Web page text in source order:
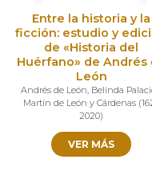
Entre la historia y la
ficción: estudio y
de «Historia del
Huérfano» de Andrés
León
Andrés de León, Belinda
Martín de León y Cárdenas(
2020)
VER MÁS